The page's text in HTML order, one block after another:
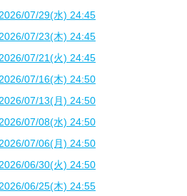
2026/07/29(水) 24:45
2026/07/23(木) 24:45
2026/07/21(火) 24:45
2026/07/16(木) 24:50
2026/07/13(月) 24:50
2026/07/08(水) 24:50
2026/07/06(月) 24:50
2026/06/30(火) 24:50
2026/06/25(木) 24:55